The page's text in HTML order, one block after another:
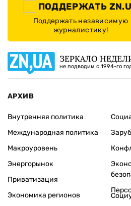
ПОДДЕРЖАТЬ
Поддержать независимую
журналистику!
ЗЕРКАЛО
не подводим с 1994-го
АРХИВ
Внутренняя политика
Международная политика
Макроуровень
Энергорынок
Приватизация
Экономика регионов